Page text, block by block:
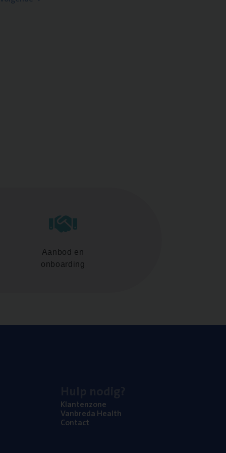
Aanbod en
onboarding
Klan­ten­zo­ne
Van­b­re­da Health
Con­tact